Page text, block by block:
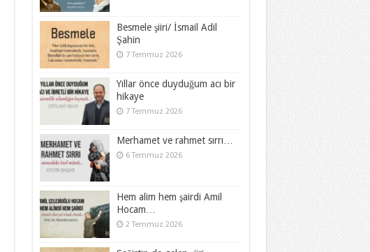
Besmele şiiri/ İsmail Adil
Şahin
7 Temmuz 2026
Yıllar önce duyduğum acı bir
hikaye
7 Temmuz 2026
Merhamet ve rahmet sırrı…
6 Temmuz 2026
Hem alim hem şairdi Amil
Hocam…
2 Temmuz 2026